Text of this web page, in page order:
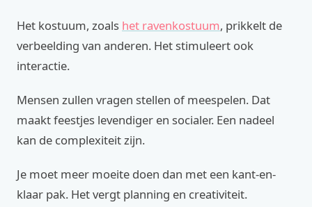
Het kostuum, zoals het ravenkostuum, prikkelt de
verbeelding van anderen. Het stimuleert ook
interactie.
Mensen zullen vragen stellen of meespelen. Dat
maakt feestjes levendiger en socialer. Een nadeel
kan de complexiteit zijn.
Je moet meer moeite doen dan met een kant-en-
klaar pak. Het vergt planning en creativiteit.